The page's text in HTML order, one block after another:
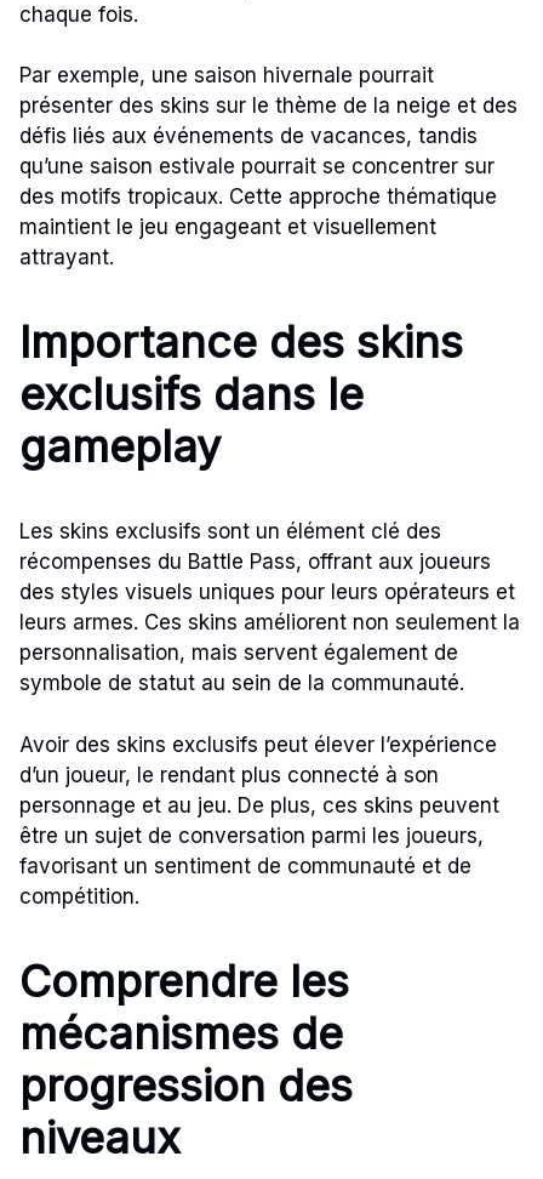
chaque fois.
Par exemple, une saison hivernale pourrait
présenter des skins sur le thème de la neige et des
défis liés aux événements de vacances, tandis
qu’une saison estivale pourrait se concentrer sur
des motifs tropicaux. Cette approche thématique
maintient le jeu engageant et visuellement
attrayant.
Importance des skins
exclusifs dans le
gameplay
Les skins exclusifs sont un élément clé des
récompenses du Battle Pass, offrant aux joueurs
des styles visuels uniques pour leurs opérateurs et
leurs armes. Ces skins améliorent non seulement la
personnalisation, mais servent également de
symbole de statut au sein de la communauté.
Avoir des skins exclusifs peut élever l’expérience
d’un joueur, le rendant plus connecté à son
personnage et au jeu. De plus, ces skins peuvent
être un sujet de conversation parmi les joueurs,
favorisant un sentiment de communauté et de
compétition.
Comprendre les
mécanismes de
progression des
niveaux